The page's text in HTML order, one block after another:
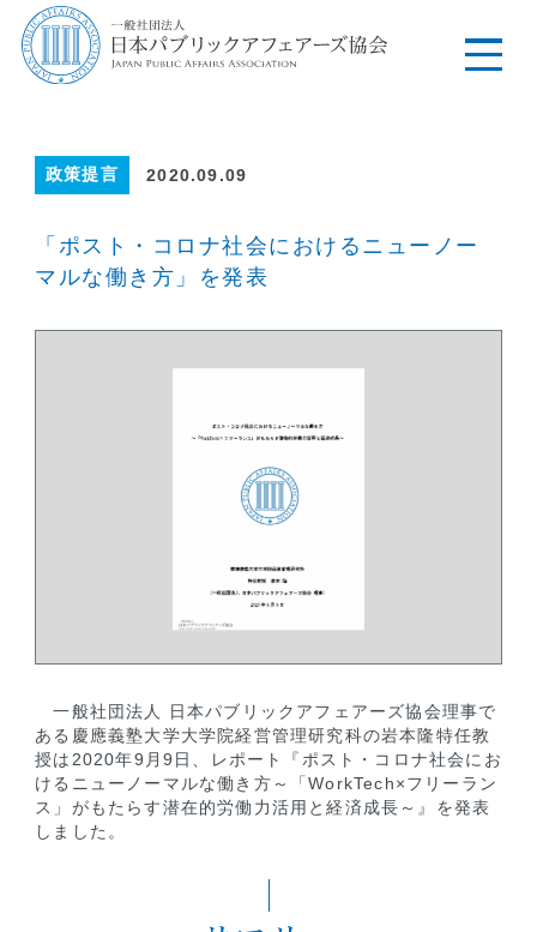
政策提言 2020.09.09
「ポスト・コロナ社会におけるニューノー
マルな働き方」を発表
一般社団法人 日本パブリックアフェアーズ協会理事で
ある慶應義塾大学大学院経営管理研究科の岩本隆特任教
授は2020年9月9日、レポート『ポスト・コロナ社会にお
けるニューノーマルな働き方～「WorkTech×フリーラン
ス」がもたらす潜在的労働力活用と経済成長～』を発表
しました。